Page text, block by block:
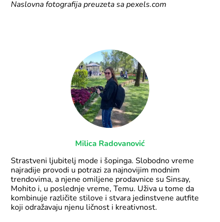
Naslovna fotografija preuzeta sa pexels.com
Milica Radovanović
Strastveni ljubitelj mode i šopinga. Slobodno vreme
najradije provodi u potrazi za najnovijim modnim
trendovima, a njene omiljene prodavnice su Sinsay,
Mohito i, u poslednje vreme, Temu. Uživa u tome da
kombinuje različite stilove i stvara jedinstvene autfite
koji odražavaju njenu ličnost i kreativnost.